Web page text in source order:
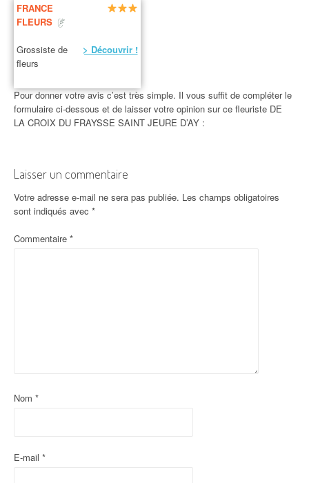
FRANCE
FLEURS
Grossiste de
fleurs
> Découvrir !
Pour donner votre avis c’est très simple. Il vous suffit de compléter le
formulaire ci-dessous et de laisser votre opinion sur ce fleuriste DE
LA CROIX DU FRAYSSE SAINT JEURE D’AY :
Laisser un commentaire
Votre adresse e-mail ne sera pas publiée. Les champs obligatoires
sont indiqués avec *
Commentaire *
Nom *
E-mail *